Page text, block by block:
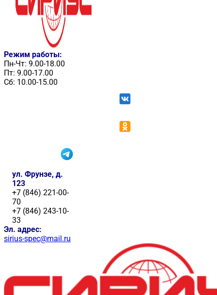
Режим работы:
Пн-Чт: 9.00-18.00
Пт: 9.00-17.00
Сб: 10.00-15.00
ул. Фрунзе, д.
123
+7 (846) 221-00-
70
+7 (846) 243-10-
33
Эл. адрес:
sirius-spec@mail.ru